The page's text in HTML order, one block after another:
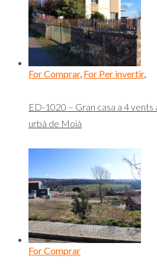
For Comprar, For Per invertir,
ED-1020 – Gran casa a 4 vents
urbà de Moià
For Comprar